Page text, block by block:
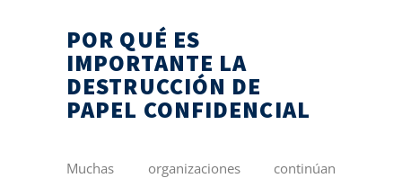
POR QUÉ ES
IMPORTANTE LA
DESTRUCCIÓN DE
PAPEL CONFIDENCIAL
Muchas organizaciones continúan